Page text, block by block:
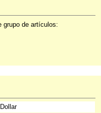
grupo de artículos: